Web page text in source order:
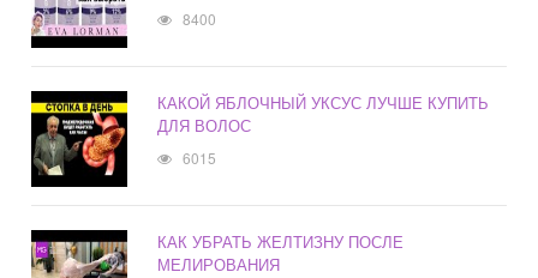
8400
КАКОЙ ЯБЛОЧНЫЙ УКСУС ЛУЧШЕ КУПИТЬ
ДЛЯ ВОЛОС
6015
КАК УБРАТЬ ЖЕЛТИЗНУ ПОСЛЕ
МЕЛИРОВАНИЯ